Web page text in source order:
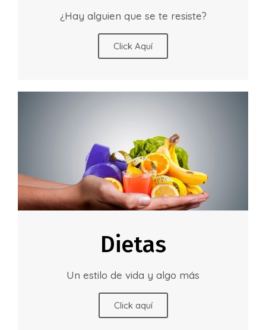
¿Hay alguien que se te resiste?
Click Aquí
Dietas
Un estilo de vida y algo más
Click aquí